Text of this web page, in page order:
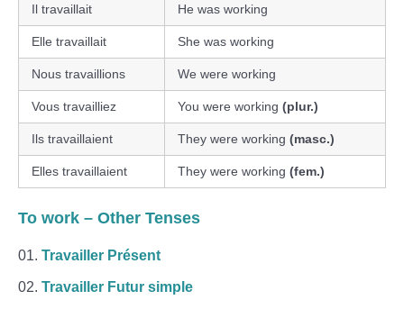
Il travaillait He was working
Elle travaillait She was working
Nous travaillions We were working
Vous travailliez You were working (plur.)
Ils travaillaient They were working (masc.)
Elles travaillaient They were working (fem.)
To work – Other Tenses
Travailler Présent
Travailler Futur simple